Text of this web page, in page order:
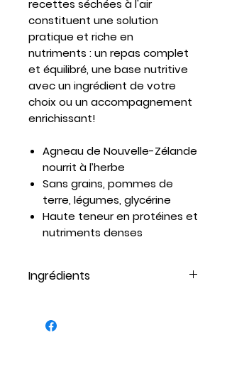
recettes séchées à l'air
constituent une solution
pratique et riche en
nutriments : un repas complet
et équilibré, une base nutritive
avec un ingrédient de votre
choix ou un accompagnement
enrichissant!
Agneau de Nouvelle-Zélande
nourrit à l’herbe
Sans grains, pommes de
terre, légumes, glycérine
Haute teneur en protéines et
nutriments denses
Ingrédients
poumon d'agneau, cœur
d'agneau, foie d'agneau, os